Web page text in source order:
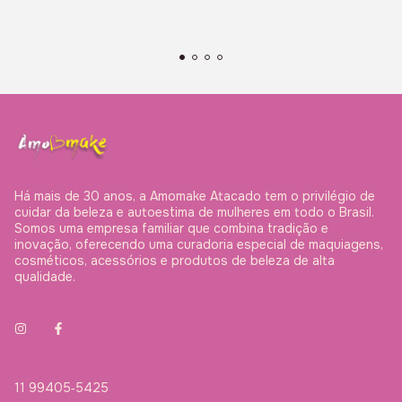
Há mais de 30 anos, a Amomake Atacado tem o privilégio de
cuidar da beleza e autoestima de mulheres em todo o Brasil.
Somos uma empresa familiar que combina tradição e
inovação, oferecendo uma curadoria especial de maquiagens,
cosméticos, acessórios e produtos de beleza de alta
qualidade.
11 99405‑5425‬